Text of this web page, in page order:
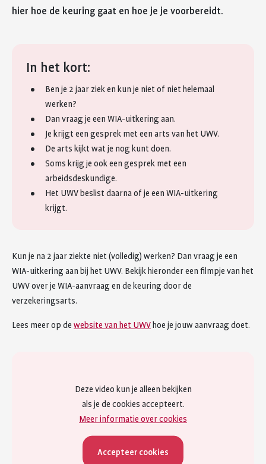
hier hoe de keuring gaat en hoe je je voorbereidt.
In het kort:
Ben je 2 jaar ziek en kun je niet of niet helemaal
werken?
Dan vraag je een WIA-uitkering aan.
Je krijgt een gesprek met een arts van het UWV.
De arts kijkt wat je nog kunt doen.
Soms krijg je ook een gesprek met een
arbeidsdeskundige.
Het UWV beslist daarna of je een WIA-uitkering
krijgt.
Kun je na 2 jaar ziekte niet (volledig) werken? Dan vraag je een
WIA-uitkering aan bij het UWV. Bekijk hieronder een filmpje van het
UWV over je WIA-aanvraag en de keuring door de
verzekeringsarts.
Lees meer op de website van het UWVhoe je jouw aanvraag doet.
Deze video kun je alleen bekijken
als je de cookies accepteert.
Meer informatie over cookies
Accepteer cookies